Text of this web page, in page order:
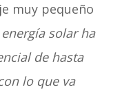
muy pequeño
energía solar ha
de hasta
lo que va